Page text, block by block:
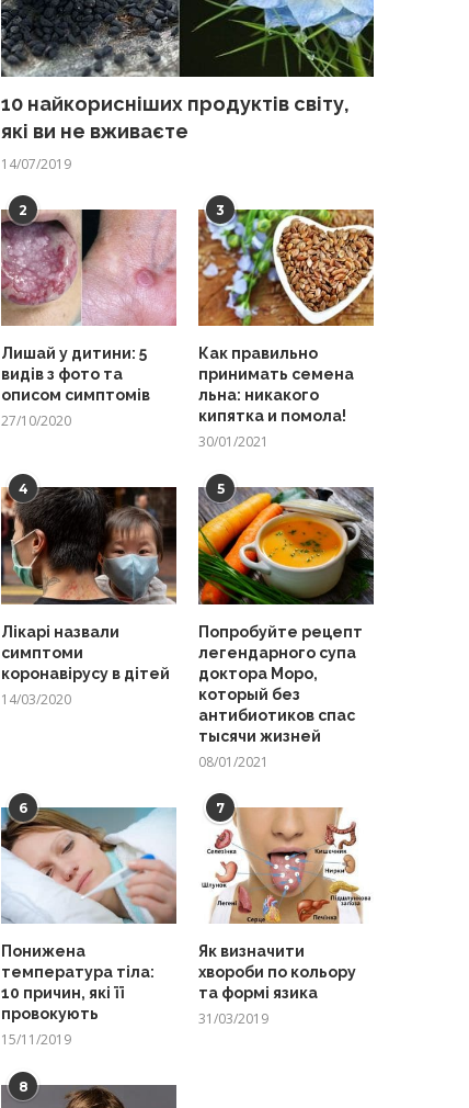
10 найкорисніших продуктів світу,
які ви не вживаєте
14/07/2019
2
Лишай у дитини: 5
видів з фото та
описом симптомів
27/10/2020
3
Как правильно
принимать семена
льна: никакого
кипятка и помола!
30/01/2021
4
Лікарі назвали
симптоми
коронавірусу в дітей
14/03/2020
5
Попробуйте рецепт
легендарного супа
доктора Моро,
который без
антибиотиков спас
тысячи жизней
08/01/2021
6
Понижена
температура тіла:
10 причин, які її
провокують
15/11/2019
7
Як визначити
хвороби по кольору
та формі язика
31/03/2019
8